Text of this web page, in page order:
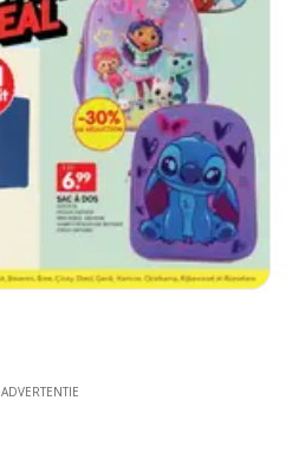
ADVERTENTIE